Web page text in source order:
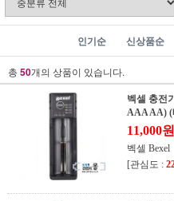
인기순 신상품순
총 50개의 상품이 있습니다.
벡셀 충전
AAA AA) (
11,000원
벡셀 Bexel
[관심도 :